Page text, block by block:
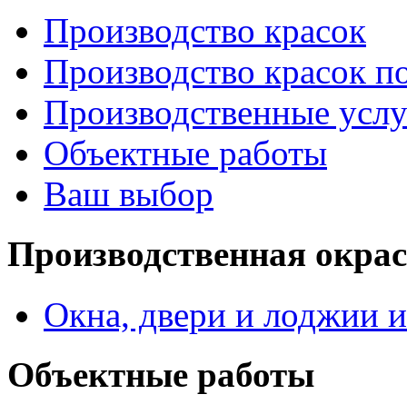
Производство красок
Производство красок
Производственные
Объектные работы
Ваш выбор
Производственная
Окна, двери и лоджии
Объектные работы